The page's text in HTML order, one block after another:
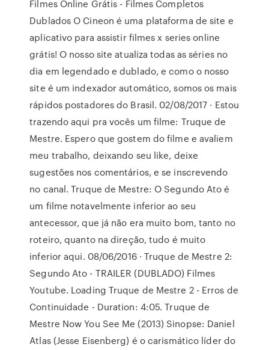
Filmes Online Grátis - Filmes Completos
Dublados O Cineon é uma plataforma de site e
aplicativo para assistir filmes x series online
grátis! O nosso site atualiza todas as séries no
dia em legendado e dublado, e como o nosso
site é um indexador automático, somos os mais
rápidos postadores do Brasil. 02/08/2017 · Estou
trazendo aqui pra vocês um filme: Truque de
Mestre. Espero que gostem do filme e avaliem
meu trabalho, deixando seu like, deixe
sugestões nos comentários, e se inscrevendo
no canal. Truque de Mestre: O Segundo Ato é
um filme notavelmente inferior ao seu
antecessor, que já não era muito bom, tanto no
roteiro, quanto na direção, tudo é muito
inferior aqui. 08/06/2016 · Truque de Mestre 2:
Segundo Ato - TRAILER (DUBLADO) Filmes
Youtube. Loading Truque de Mestre 2 - Erros de
Continuidade - Duration: 4:05. Truque de
Mestre Now You See Me (2013) Sinopse: Daniel
Atlas (Jesse Eisenberg) é o carismático líder do